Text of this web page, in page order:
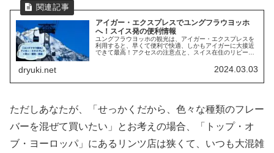
アイガー・エクスプレスでユングフラウヨッホ
へ！スイス発の便利情報
ユングフラウヨッホの観光は、アイガー・エクスプレスを
利用すると、早くて便利で快適、しかもアイガーに大接近
できて最高！アクセスの注意点と、スイス在住のリピータ
dryuki.net 2024.03.03
ただしあなたが、「せっかくだから、色々な種類のフレー
バーを混ぜて買いたい」とお考えの場合、「トップ・オ
ブ・ヨーロッパ」にあるリンツ店は狭くて、いつも大混雑